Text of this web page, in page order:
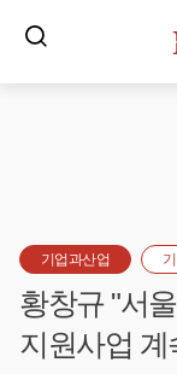
기업과산업
황창규 "서
지원사업 계